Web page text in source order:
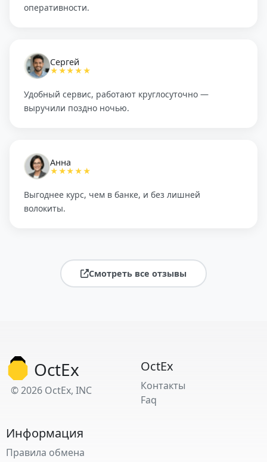
оперативности.
Сергей
★★★★★
Удобный сервис, работают круглосуточно —
выручили поздно ночью.
Анна
★★★★★
Выгоднее курс, чем в банке, и без лишней
волокиты.
Смотреть все отзывы
OctEx
© 2026 OctEx, INC
OctEx
Контакты
Faq
Информация
Правила обмена